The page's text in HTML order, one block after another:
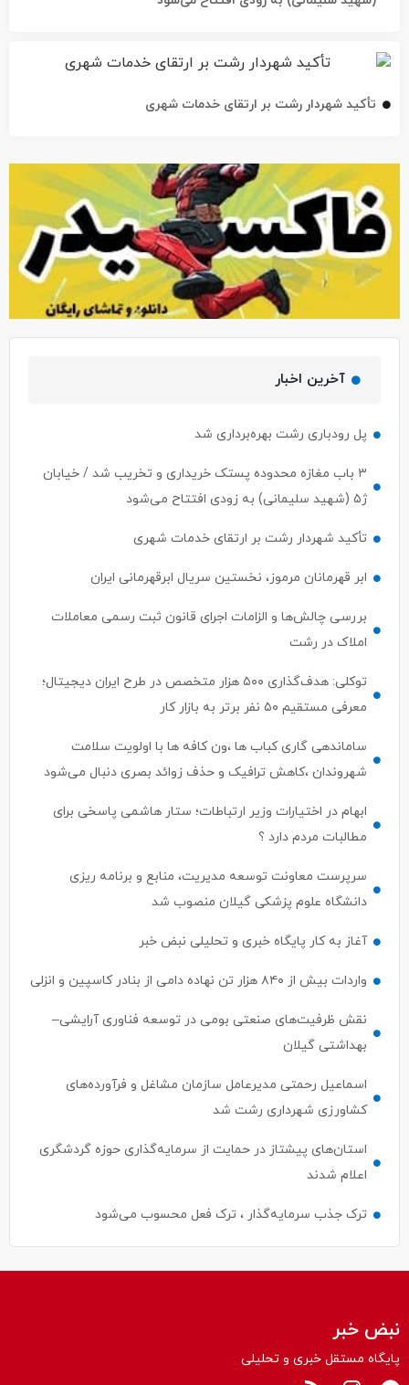
تأکید شهردار رشت بر ارتقای خدمات شهری
آخرین اخبار
پل رودباری رشت بهره‌برداری شد
۳ باب مغازه محدوده پستک خریداری و تخریب شد / خیابان
ژ۵ (شهید سلیمانی) به زودی افتتاح می‌شود
تأکید شهردار رشت بر ارتقای خدمات شهری
ابر قهرمانان مرموز، نخستین سریال ابرقهرمانی ایران
بررسی چالش‌ها و الزامات اجرای قانون ثبت رسمی معاملات
املاک در رشت
توکلی: هدف‌گذاری ۵۰۰ هزار متخصص در طرح ایران دیجیتال؛
معرفی مستقیم ۵۰ نفر برتر به بازار کار
ساماندهی گاری کباب ها ،ون کافه ها با اولویت سلامت
شهروندان ،کاهش ترافیک و حذف زوائد بصری دنبال می‌شود
ابهام در اختیارات وزیر ارتباطات؛ ستار هاشمی پاسخی برای
مطالبات مردم دارد ؟
سرپرست معاونت توسعه مدیریت، منابع و برنامه ریزی
دانشگاه علوم پزشکی گیلان منصوب شد
آغاز به کار پایگاه خبری و تحلیلی نبض خبر
واردات بیش از ۸۴۰ هزار تن نهاده دامی از بنادر كاسپین و انزلی
نقش ظرفیت‌های صنعتی بومی در توسعه فناوری آرایشی–
بهداشتی گیلان
اسماعیل رحمتی مدیرعامل سازمان مشاغل و فرآورده‌های
کشاورزی شهرداری رشت شد
استان‌های پیشتاز در حمایت از سرمایه‌گذاری حوزه گردشگری
اعلام شدند
ترک جذب سرمایه‌گذار ، ترک فعل محسوب می‌شود
نبض خبر
پایگاه مستقل خبری و تحلیلی